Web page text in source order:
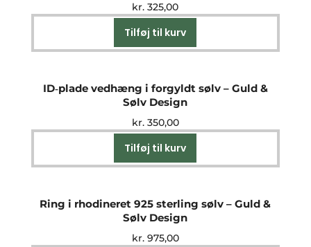
kr. 325,00
Tilføj til kurv
ID‑plade vedhæng i forgyldt sølv – Guld &
Sølv Design
kr.350,00
Tilføj til kurv
Ring i rhodineret 925 sterling sølv – Guld &
Sølv Design
kr.975,00